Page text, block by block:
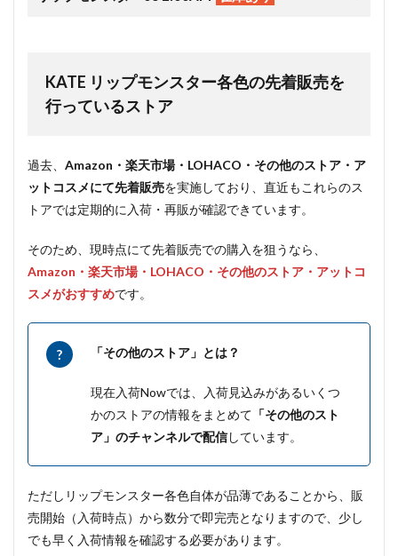
KATE リップモンスター各色の先着販売を
行っているストア
過去、 Amazon・楽天市場・LOHACO・その他のストア・ア
ットコスメにて先着販売を実施しており、直近もこれらのス
トアでは定期的に入荷・再販が確認できています。
そのため、現時点にて先着販売での購入を狙うなら、
Amazon・楽天市場・LOHACO・その他のストア・アットコ
スメがおすすめです。
「その他のストア」とは？
現在入荷Nowでは、入荷見込みがあるいくつ
かのストアの情報をまとめて 「その他のスト
ア」のチャンネルで配信しています。
ただしリップモンスター各色自体が品薄であることから、販
売開始（入荷時点）から数分で即完売となりますので、少し
でも早く入荷情報を確認する必要があります。